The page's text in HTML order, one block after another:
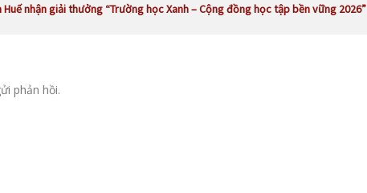
Huế nhận giải thưởng “Trường học Xanh – Cộng đồng học tập bền vững 2026”
phản hồi.